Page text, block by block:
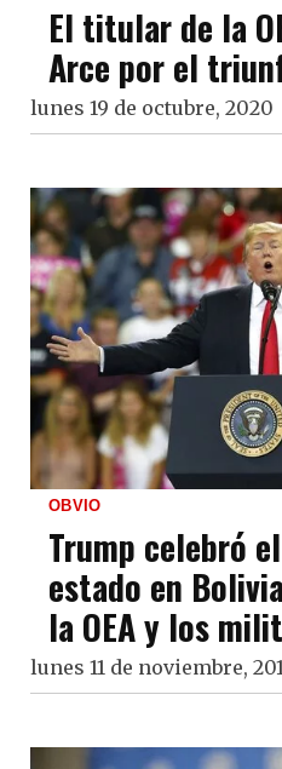
El titular de la
Arce por el
lunes 19 de octubre, 2020
OBVIO
Trump celebró
estado en
la OEA y los
lunes 11 de noviembre,